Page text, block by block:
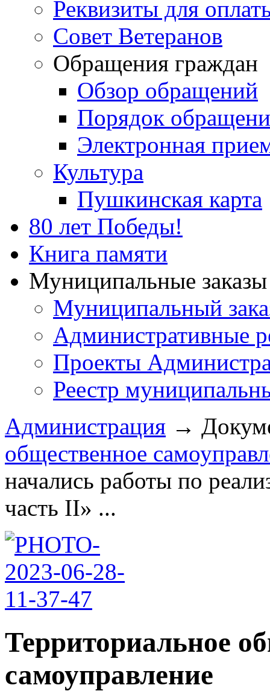
Реквизиты для
Совет Ветеранов
Обращения граждан
Обзор обращений
Порядок
Электронная
Культура
Пушкинская карта
80 лет Победы!
Книга памяти
Муниципальные
Муниципальный
Административные
Проекты
Реестр
Администрация →
общественное
начались работы по
часть II» ...
Территориальное
самоуправление